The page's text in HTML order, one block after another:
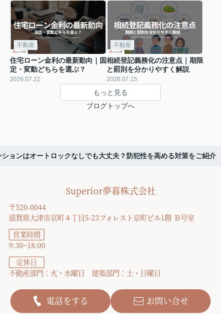
不動産
住宅ローン金利の最新動向｜固
定・変動どちらを選ぶ？
2026.07.22
不動産
相続登記義務化の注意点｜期限
と罰則を分かりやすく解説
2026.07.15
もっと見る
ブログトップへ
ションはオートロックなしでも大丈夫？防犯性を高める対策をご紹介
Superior夢暮株式会社
〒520-0044
滋賀県大津市京町４丁目5-23フォレスト京町ビル1階 Ｂ号室
営業時間
9:30~18:00
定休日
不動産部門：火・水曜日 建築部門：土・日曜日
電話をする お問い合せ